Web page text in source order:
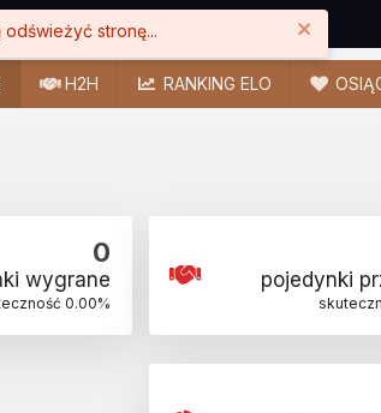
H2H RANKING ELO
0
wygrane
0.00%
pojedynki
odświeżyć stronę...